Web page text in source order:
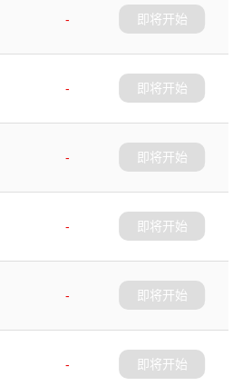
-
即将开始
-
即将开始
-
即将开始
-
即将开始
-
即将开始
-
即将开始